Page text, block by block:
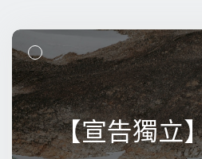
【宣告獨立
【宣告獨立